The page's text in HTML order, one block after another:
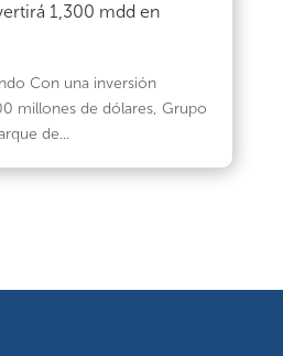
1,300 mdd en
Con una inversión
millones de dólares, Grupo
de...